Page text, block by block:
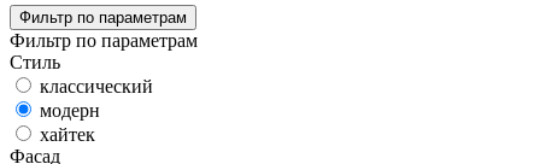
Фильтр по параметрам
Фильтр по параметрам
Стиль
классический
модерн
хайтек
Фасад